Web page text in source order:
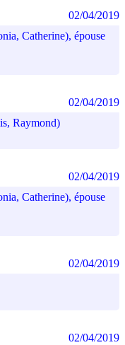
Catherine), épouse
02/04/2019
Raymond)
02/04/2019
Catherine), épouse
02/04/2019
02/04/2019
02/04/2019